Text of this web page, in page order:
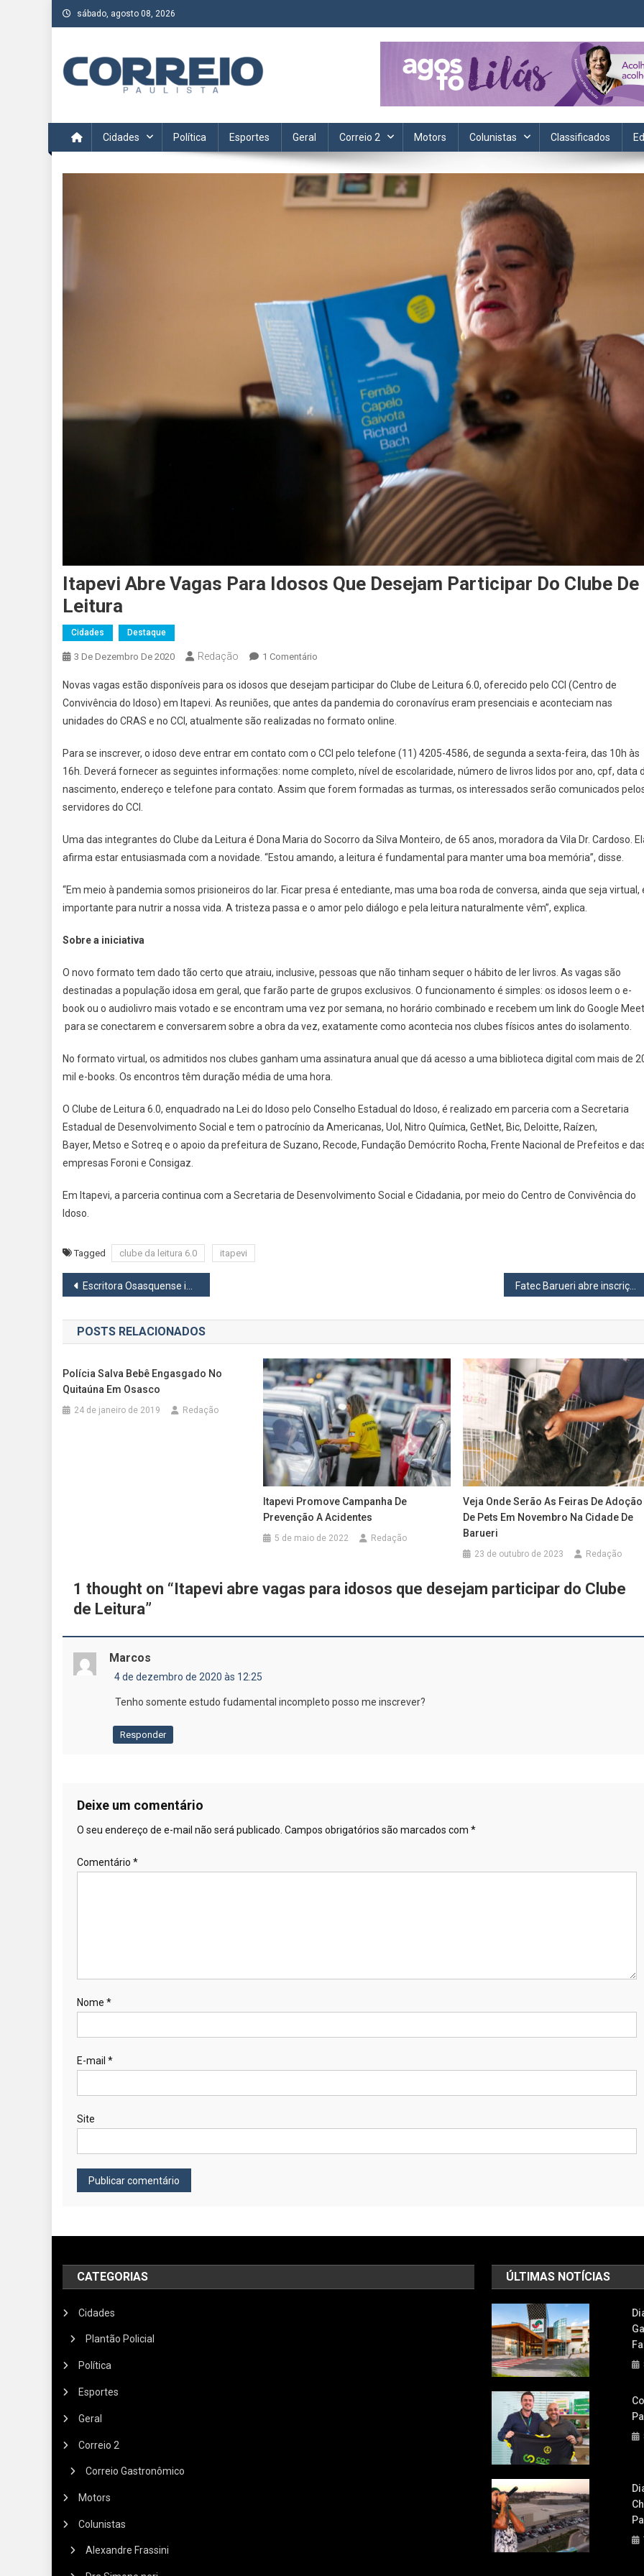
Skip
to
sábado, agosto 08, 2026
Acompanhe as últimas notícias da região no Correio Paulista. Informação, política, saúde, economia, esportes e cotidiano.
Cidades Política Esportes Geral Correio 2 Motors Colunistas Classificados
Itapevi Abre Vagas Para Idosos Que Desejam Participar Do Clube De
Leitura
Cidades Destaque
3 De Dezembro De 2020 Redação 1 Comentário
Abre
Vagas
Para
Que
Desejam
Participar
De
Leitura
Novas vagas estão disponíveis para os idosos que desejam participar do Clube de Leitura 6.0, oferecido pelo CCI (Centro de
Convivência do Idoso) em Itapevi. As reuniões, que antes da pandemia do coronavírus eram presenciais e aconteciam nas
unidades do CRAS e no CCI, atualmente são realizadas no formato online.
Para se inscrever, o idoso deve entrar em contato com o CCI pelo telefone (11) 4205-4586, de segunda a sexta-feira, das 10h às
16h. Deverá fornecer as seguintes informações: nome completo, nível de escolaridade, número de livros lidos por ano, cpf, data
nascimento, endereço e telefone para contato. Assim que forem formadas as turmas, os interessados serão comunicados
servidores do CCI.
Uma das integrantes do Clube da Leitura é Dona Maria do Socorro da Silva Monteiro, de 65 anos, moradora da Vila Dr. Cardoso.
afirma estar entusiasmada com a novidade. “Estou amando, a leitura é fundamental para manter uma boa memória”, disse.
“Em meio à pandemia somos prisioneiros do lar. Ficar presa é entediante, mas uma boa roda de conversa, ainda que seja virtual,
importante para nutrir a nossa vida. A tristeza passa e o amor pelo diálogo e pela leitura naturalmente vêm”, explica.
Sobre a iniciativa
O novo formato tem dado tão certo que atraiu, inclusive, pessoas que não tinham sequer o hábito de ler livros. As vagas são
destinadas a população idosa em geral, que farão parte de grupos exclusivos. O funcionamento é simples: os idosos leem o e-
book ou o audiolivro mais votado e se encontram uma vez por semana, no horário combinado e recebem um link do Google Meet
para se conectarem e conversarem sobre a obra da vez, exatamente como acontecia nos clubes físicos antes do isolamento.
No formato virtual, os admitidos nos clubes ganham uma assinatura anual que dá acesso a uma biblioteca digital com mais de
mil e-books. Os encontros têm duração média de uma hora.
O Clube de Leitura 6.0, enquadrado na Lei do Idoso pelo Conselho Estadual do Idoso, é realizado em parceria com a Secretaria
Estadual de Desenvolvimento Social e tem o patrocínio da Americanas, Uol, Nitro Química, GetNet, Bic, Deloitte, Raízen,
Bayer, Metso e Sotreq e o apoio da prefeitura de Suzano, Recode, Fundação Demócrito Rocha, Frente Nacional de Prefeitos e
empresas Foroni e Consigaz.
Em Itapevi, a parceria continua com a Secretaria de Desenvolvimento Social e Cidadania, por meio do Centro de Convivência do
Idoso.
Tagged clube da leitura 6.0 itapevi
Navegação
de
Post
Escritora Osasquense inova com Conjunto de Cartões Literários “Eu e as Ervas”
POSTS RELACIONADOS
Polícia Salva Bebê Engasgado No
Quitaúna Em Osasco
24 de janeiro de 2019 Redação
Itapevi Promove Campanha De
Prevenção A Acidentes
5 de maio de 2022 Redação
Veja Onde Serão As Feiras De Adoção
De Pets Em Novembro Na Cidade De
Barueri
23 de outubro de 2023 Redação
1 thought on “Itapevi abre vagas para idosos que desejam participar do Clube
de Leitura”
Marcos
4 de dezembro de 2020 às 12:25
Tenho somente estudo fudamental incompleto posso me inscrever?
Responder
Deixe um comentário
O seu endereço de e-mail não será publicado. Campos obrigatórios são marcados com *
Comentário *
Nome *
E-mail *
Site
CATEGORIAS
Cidades
Plantão Policial
Política
Esportes
Geral
Correio 2
Correio Gastronômico
Motors
Colunistas
Alexandre Frassini
ÚLTIMAS NOTÍCIAS